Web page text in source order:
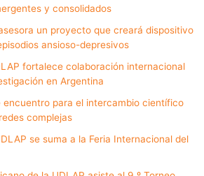
y consolidados
un proyecto que creará dispositivo
ansioso-depresivos
fortalece colaboración internacional
en Argentina
encuentro para el intercambio científico
complejas
se suma a la Feria Internacional del